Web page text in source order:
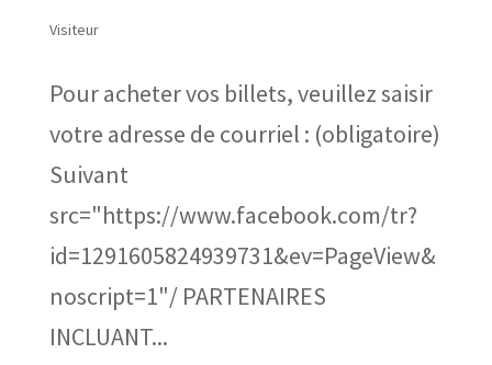
Visiteur
Pour acheter vos billets, veuillez saisir
votre adresse de courriel : (obligatoire)
Suivant
src="https://www.facebook.com/tr?
id=1291605824939731&ev=PageView&
noscript=1"/ PARTENAIRES
INCLUANT...